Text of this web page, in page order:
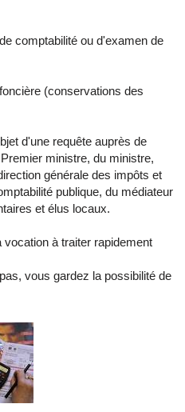
comptabilité ou d'examen de
(conservations des
d'une requête auprès de
ministre, du ministre,
générale des impôts et
publique, du médiateur
et élus locaux.
à traiter rapidement
vous gardez la possibilité de